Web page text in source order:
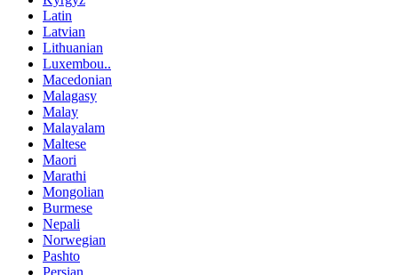
Latin
Latvian
Lithuanian
Luxembou..
Macedonian
Malagasy
Malay
Malayalam
Maltese
Maori
Marathi
Mongolian
Burmese
Nepali
Norwegian
Pashto